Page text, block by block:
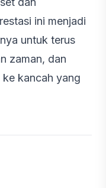
ini menjadi
untuk terus
zaman, dan
kancah yang